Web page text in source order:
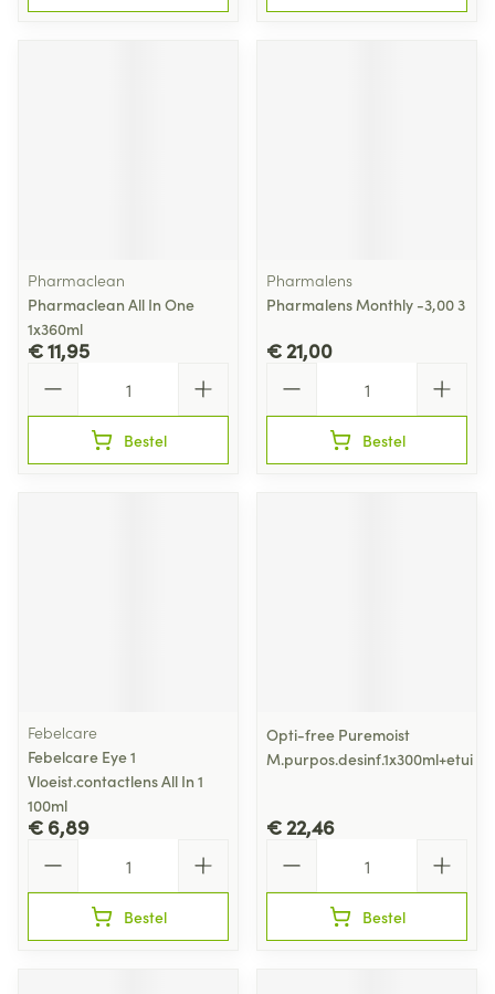
Pharmaclean
Pharmaclean All In One
1x360ml
€ 11,95
Bestel
Pharmalens
Pharmalens Monthly -3,00 3
€ 21,00
Bestel
Febelcare
Febelcare Eye 1
Vloeist.contactlens All In 1
100ml
€ 6,89
Bestel
Opti-free Puremoist
M.purpos.desinf.1x300ml+etui
€ 22,46
Bestel